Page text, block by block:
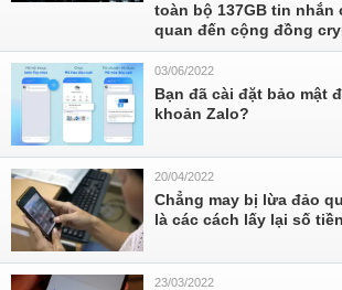
toàn bộ 137GB tin nhắn
quan đến cộng đồng
03/06/2022
Bạn đã cài đặt bảo mật
khoản Zalo?
20/04/2022
Chẳng may bị lừa đảo
là các cách lấy lại số
23/03/2022